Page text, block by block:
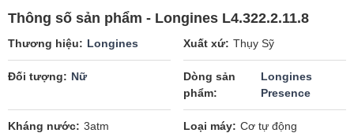
Thông số sản phẩm - Longines L4.322.2.11.8
Thương hiệu Longines Xuất xứ Thụy Sỹ
Đối tượng Nữ
Dòng sản
phẩm
Longines
Presence
Kháng nước 3atm Loại máy Cơ tự động